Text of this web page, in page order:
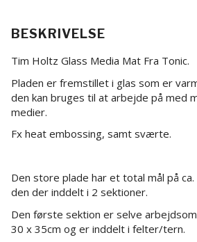
BESKRIVELSE
Tim Holtz Glass Media Mat Fra Tonic.
Pladen er fremstillet i glas som er
den kan bruges til at arbejde på med
medier.
Fx heat embossing, samt sværte.
Den store plade har et total mål på
den der inddelt i 2 sektioner.
Den første sektion er selve
30 x 35cm og er inddelt i felter/tern.